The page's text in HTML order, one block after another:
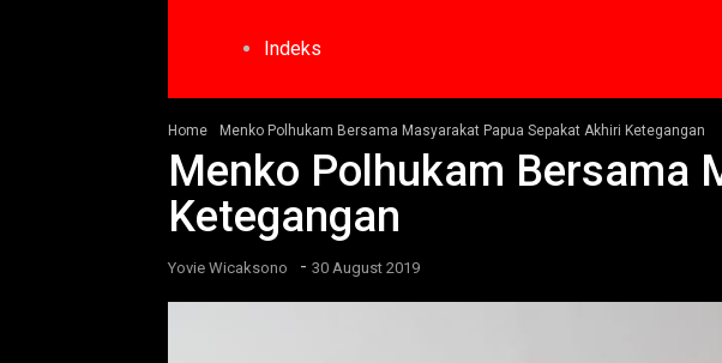
Indeks
Home Menko Polhukam Bersama Masyarakat Papua Sepakat Akhiri Ketegangan
Menko Polhukam Bersama
Ketegangan
Yovie Wicaksono - 30 August 2019